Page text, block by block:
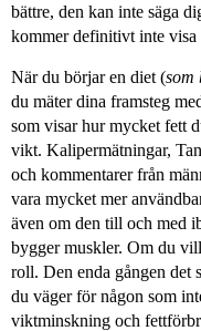
bättre, den kan inte säga
kommer definitivt inte visa
När du börjar en diet (som
du mäter dina framsteg
som visar hur mycket fett
vikt. Kalipermätningar,
och kommentarer från
vara mycket mer
även om den till och med
bygger muskler. Om du
roll. Den enda gången det
du väger för någon som
viktminskning och